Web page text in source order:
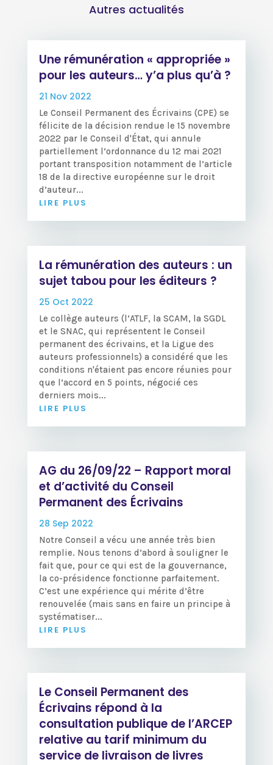
Autres actualités
Une rémunération « appropriée »
pour les auteurs… y’a plus qu’à ?
21 Nov 2022
Le Conseil Permanent des Écrivains (CPE) se
félicite de la décision rendue le 15 novembre
2022 par le Conseil d'État, qui annule
partiellement l’ordonnance du 12 mai 2021
portant transposition notamment de l’article
18 de la directive européenne sur le droit
d’auteur...
LIRE PLUS
La rémunération des auteurs : un
sujet tabou pour les éditeurs ?
25 Oct 2022
Le collège auteurs (l’ATLF, la SCAM, la SGDL
et le SNAC, qui représentent le Conseil
permanent des écrivains, et la Ligue des
auteurs professionnels) a considéré que les
conditions n'étaient pas encore réunies pour
que l’accord en 5 points, négocié ces
derniers mois...
LIRE PLUS
AG du 26/09/22 – Rapport moral
et d’activité du Conseil
Permanent des Écrivains
28 Sep 2022
Notre Conseil a vécu une année très bien
remplie. Nous tenons d’abord à souligner le
fait que, pour ce qui est de la gouvernance,
la co-présidence fonctionne parfaitement.
C’est une expérience qui mérite d’être
renouvelée (mais sans en faire un principe à
systématiser...
LIRE PLUS
Le Conseil Permanent des
Écrivains répond à la
consultation publique de l’ARCEP
relative au tarif minimum du
service de livraison de livres